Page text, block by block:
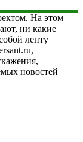
На этом
ни какие
ленту
новостей